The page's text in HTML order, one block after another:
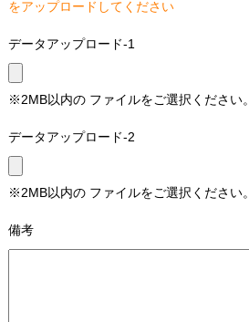
をアップロードしてください
データアップロード-1
※2MB以内の ファイルをご選択ください。
データアップロード-2
※2MB以内の ファイルをご選択ください。
備考